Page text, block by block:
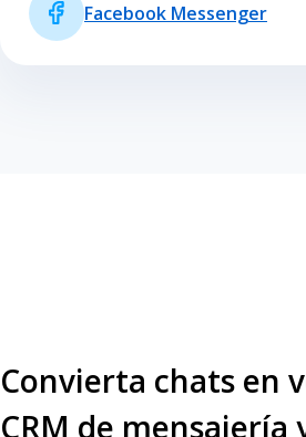
Facebook Messenger
Convierta chats en
CRM de mensajería